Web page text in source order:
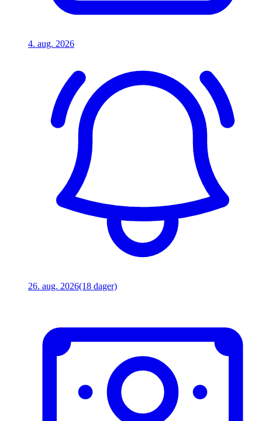
4. aug. 2026
26. aug. 2026(18 dager)